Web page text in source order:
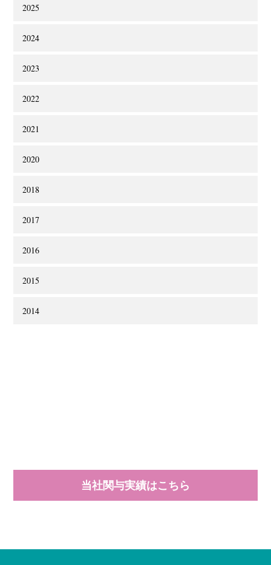
2025
2024
2023
2022
2021
2020
2018
2017
2016
2015
2014
当社関与実績はこちら